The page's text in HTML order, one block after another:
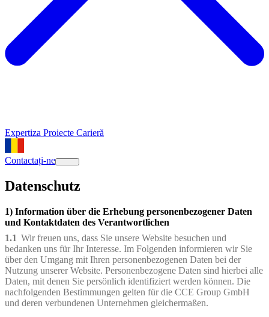
Expertiza Proiecte Carieră
Contactați-ne
Datenschutz
1) Information über die Erhebung personenbezogener Daten
und Kontaktdaten des Verantwortlichen
1.1 Wir freuen uns, dass Sie unsere Website besuchen und
bedanken uns für Ihr Interesse. Im Folgenden informieren wir Sie
über den Umgang mit Ihren personenbezogenen Daten bei der
Nutzung unserer Website. Personenbezogene Daten sind hierbei alle
Daten, mit denen Sie persönlich identifiziert werden können. Die
nachfolgenden Bestimmungen gelten für die CCE Group GmbH
und deren verbundenen Unternehmen gleichermaßen.